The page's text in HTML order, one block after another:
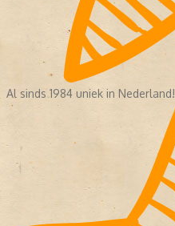
Al sinds 1984 uniek in Nederland!